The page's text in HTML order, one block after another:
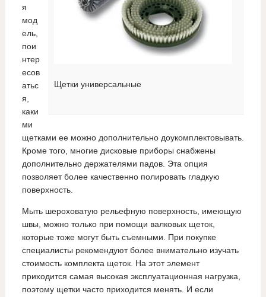
Щетки универсальные
я
мод
ель,
пои
нтер
есов
атьс
я,
каки
ми
щетками ее можно дополнительно доукомплектовывать.
Кроме того, многие дисковые приборы снабжены
дополнительно держателями падов. Эта опция
позволяет более качественно полировать гладкую
поверхность.
Мыть шероховатую рельефную поверхность, имеющую
швы, можно только при помощи валковых щеток,
которые тоже могут быть съемными. При покупке
специалисты рекомендуют более внимательно изучать
стоимость комплекта щеток. На этот элемент
приходится самая высокая эксплуатационная нагрузка,
поэтому щетки часто приходится менять. И если